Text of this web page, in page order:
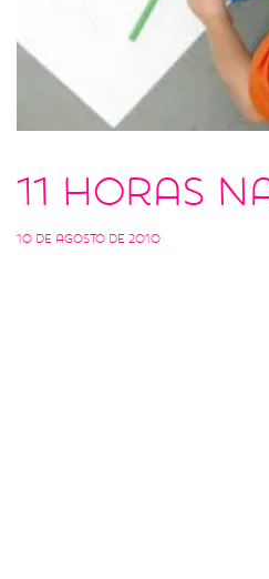
11 horas
10 de agosto de 2010